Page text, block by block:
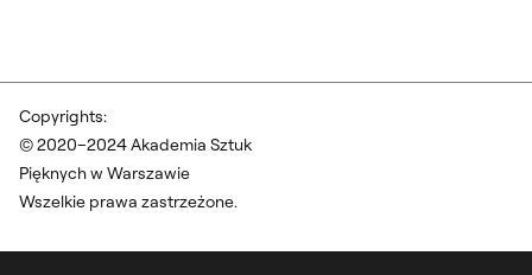
Copyrights:
© 2020–2024 Akademia Sztuk
Pięknych w Warszawie
Wszelkie prawa zastrzeżone.